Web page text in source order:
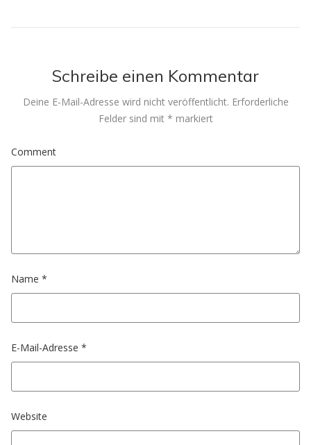
Schreibe einen Kommentar
Deine E-Mail-Adresse wird nicht veröffentlicht. Erforderliche
Felder sind mit * markiert
Comment
Name *
E-Mail-Adresse *
Website